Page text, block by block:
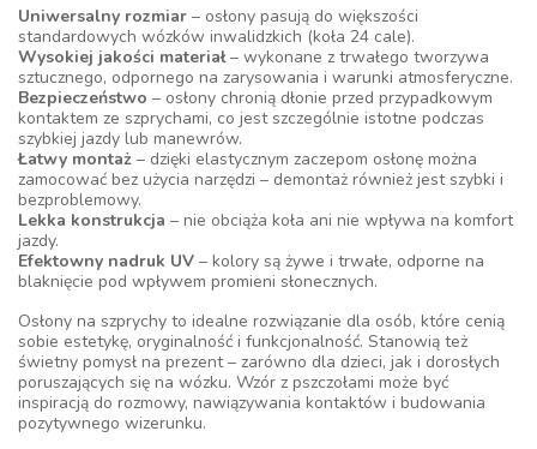
Uniwersalny rozmiar – osłony pasują do większości
standardowych wózków inwalidzkich (koła 24 cale).
Wysokiej jakości materiał– wykonane z trwałego tworzywa
sztucznego, odpornego na zarysowania i warunki atmosferyczne.
Bezpieczeństwo – osłony chronią dłonie przed przypadkowym
kontaktem ze szprychami, co jest szczególnie istotne podczas
szybkiej jazdy lub manewrów.
Łatwy montaż – dzięki elastycznym zaczepom osłonę można
zamocować bez użycia narzędzi – demontaż również jest szybki i
bezproblemowy.
Lekka konstrukcja – nie obciąża koła ani nie wpływa na komfort
jazdy.
Efektowny nadruk UV – kolory są żywe i trwałe, odporne na
blaknięcie pod wpływem promieni słonecznych.
Osłony na szprychy to idealne rozwiązanie dla osób, które cenią
sobie estetykę, oryginalność i funkcjonalność. Stanowią też
świetny pomysł na prezent – zarówno dla dzieci, jak i dorosłych
poruszających się na wózku. Wzór z pszczołami może być
inspiracją do rozmowy, nawiązywania kontaktów i budowania
pozytywnego wizerunku.